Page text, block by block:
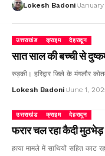
Lokesh Badoni
उत्तराखंड क्राइम देहरादून
सात साल की बच्ची से
रुड़की। हरिद्वार जिले के मंगलौर
Lokesh Badoni June 1,
उत्तराखंड क्राइम देहरादून
फरार चल रहा कैदी
हत्या मामले में साथियों सहित काट